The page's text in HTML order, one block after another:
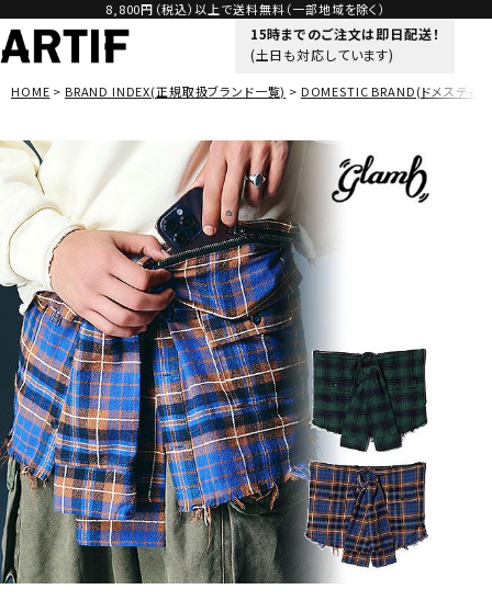
8,800円（税込）以上で送料無料（一部地域を除く）
15時までのご注文は即日配送！
(土日も対応しています)
HOME BRAND INDEX(正規取扱ブランド一覧) DOMESTIC BRAND(ドメスティッ